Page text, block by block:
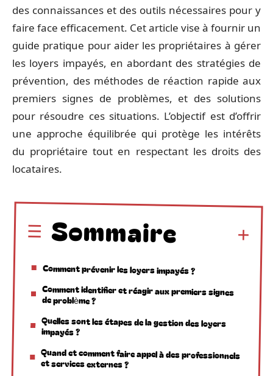
des connaissances et des outils nécessaires pour y
faire face efficacement. Cet article vise à fournir un
guide pratique pour aider les propriétaires à gérer
les loyers impayés, en abordant des stratégies de
prévention, des méthodes de réaction rapide aux
premiers signes de problèmes, et des solutions
pour résoudre ces situations. L’objectif est d’offrir
une approche équilibrée qui protège les intérêts
du propriétaire tout en respectant les droits des
locataires.
Sommaire
Comment prévenir les loyers impayés ?
Comment identifier et réagir aux premiers signes
de problème ?
Quelles sont les étapes de la gestion des loyers
impayés ?
Quand et comment faire appel à des professionnels
et services externes ?